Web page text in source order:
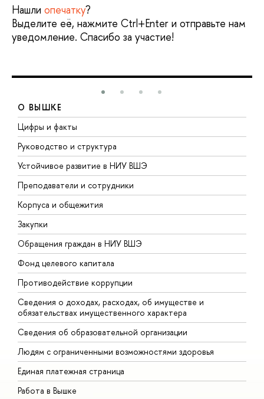
Нашли опечатку?
Выделите её, нажмите Ctrl+Enter и отправьте нам
уведомление. Спасибо за участие!
О ВЫШКЕ
Цифры и факты
Руководство и структура
Устойчивое развитие в НИУ ВШЭ
Преподаватели и сотрудники
Корпуса и общежития
Закупки
Обращения граждан в НИУ ВШЭ
Фонд целевого капитала
Противодействие коррупции
Сведения о доходах, расходах, об имуществе и
обязательствах имущественного характера
Сведения об образовательной организации
Людям с ограниченными возможностями здоровья
Единая платежная страница
Работа в Вышке